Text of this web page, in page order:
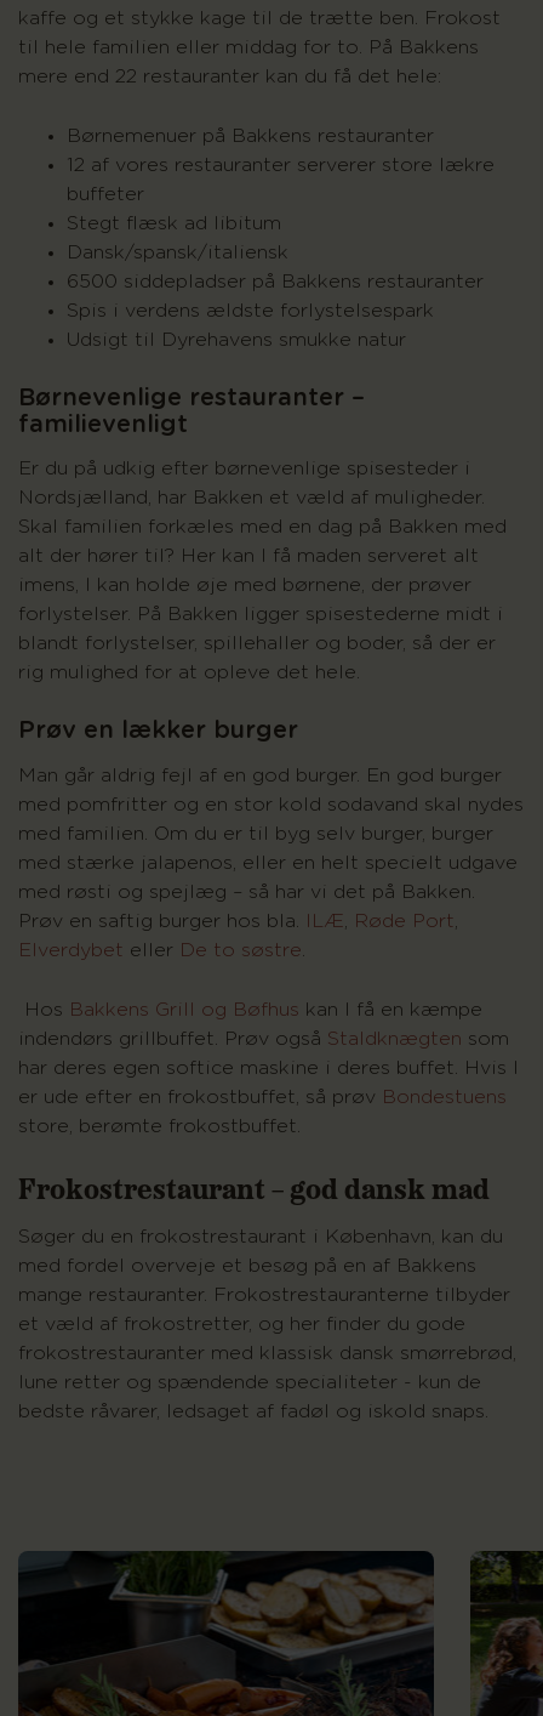
kaffe og et stykke kage til de trætte ben. Frokost
til hele familien eller middag for to. På Bakkens
mere end 22 restauranter kan du få det hele:
Børnemenuer på Bakkens restauranter
12 af vores restauranter serverer store lækre
buffeter
Stegt flæsk ad libitum
Dansk/spansk/italiensk
6500 siddepladser på Bakkens restauranter
Spis i verdens ældste forlystelsespark
Udsigt til Dyrehavens smukke natur
Børnevenlige restauranter –
familievenligt
Er du på udkig efter børnevenlige spisesteder i
Nordsjælland, har Bakken et væld af muligheder.
Skal familien forkæles med en dag på Bakken med
alt der hører til? Her kan I få maden serveret alt
imens, I kan holde øje med børnene, der prøver
forlystelser. På Bakken ligger spisestederne midt i
blandt forlystelser, spillehaller og boder, så der er
rig mulighed for at opleve det hele.
Prøv en lækker burger
Man går aldrig fejl af en god burger. En god burger
med pomfritter og en stor kold sodavand skal nydes
med familien. Om du er til byg selv burger, burger
med stærke jalapenos, eller en helt specielt udgave
med røsti og spejlæg – så har vi det på Bakken.
Prøv en saftig burger hos bla.
ILÆ Røde Port
Elverdybet eller De to søstre
Hos Bakkens Grill og Bøfhus kan I få en kæmpe
indendørs grillbuffet. Prøv også Staldknægten som
har deres egen softice maskine i deres buffet. Hvis I
er ude efter en frokostbuffet, så prøv Bondestuens
store, berømte frokostbuffet.
Frokostrestaurant – god dansk mad
Søger du en frokostrestaurant i København, kan du
med fordel overveje et besøg på en af Bakkens
mange restauranter. Frokostrestauranterne tilbyder
et væld af frokostretter, og her finder du gode
frokostrestauranter med klassisk dansk smørrebrød,
lune retter og spændende specialiteter - kun de
bedste råvarer, ledsaget af fadøl og iskold snaps.